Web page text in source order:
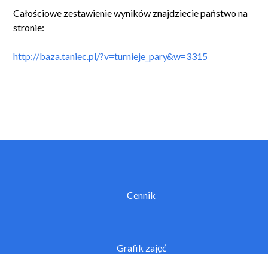
Całościowe zestawienie wyników znajdziecie państwo na
stronie:
http://baza.taniec.pl/?v=turnieje_pary&w=3315
Cennik
Grafik zajęć